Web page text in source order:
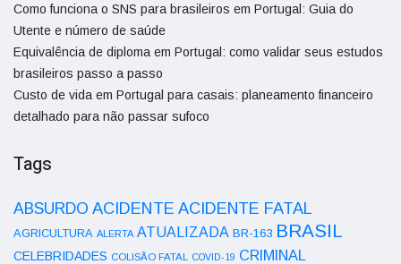
Como funciona o SNS para brasileiros em Portugal: Guia do
Utente e número de saúde
Equivalência de diploma em Portugal: como validar seus estudos
brasileiros passo a passo
Custo de vida em Portugal para casais: planeamento financeiro
detalhado para não passar sufoco
Tags
ABSURDO ACIDENTE ACIDENTE FATAL
AGRICULTURA ALERTA ATUALIZADA BR-163 BRASIL
CELEBRIDADES COLISÃO FATAL COVID-19 CRIMINAL